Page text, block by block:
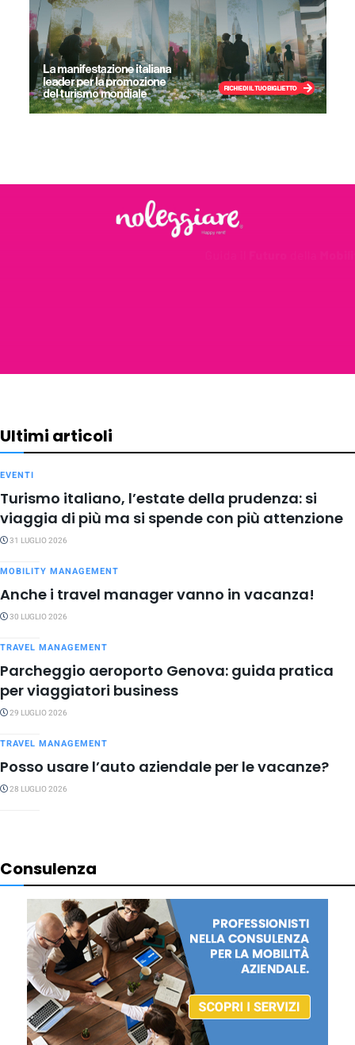
Ultimi articoli
EVENTI
Turismo italiano, l’estate della prudenza: si
viaggia di più ma si spende con più attenzione
31 LUGLIO 2026
MOBILITY MANAGEMENT
Anche i travel manager vanno in vacanza!
30 LUGLIO 2026
TRAVEL MANAGEMENT
Parcheggio aeroporto Genova: guida pratica
per viaggiatori business
29 LUGLIO 2026
TRAVEL MANAGEMENT
Posso usare l’auto aziendale per le vacanze?
28 LUGLIO 2026
Consulenza